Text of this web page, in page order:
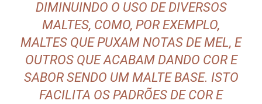
DIMINUINDO O USO DE DIVERSOS
MALTES, COMO, POR EXEMPLO,
MALTES QUE PUXAM NOTAS DE MEL, E
OUTROS QUE ACABAM DANDO COR E
SABOR SENDO UM MALTE BASE. ISTO
FACILITA OS PADRÕES DE COR E